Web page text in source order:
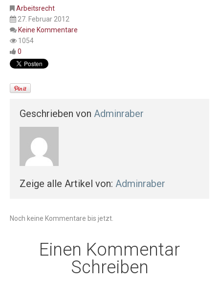
Arbeitsrecht
27. Februar 2012
Keine Kommentare
1054
0
Geschrieben von Adminraber
Zeige alle Artikel von: Adminraber
Noch keine Kommentare bis jetzt.
Einen Kommentar
Schreiben